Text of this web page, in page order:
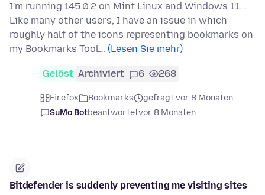
I'm running 145.0.2 on Mint Linux and Windows 11...
Like many other users, I have an issue in which
roughly half of the icons representing bookmarks on
my Bookmarks Tool… (Lesen Sie mehr)
Gelöst Archiviert 6 268
Firefox Bookmarks
gefragt vor 8 Monaten
SuMo Botbeantwortetvor 8 Monaten
Bitdefender is suddenly preventing me visiting sites